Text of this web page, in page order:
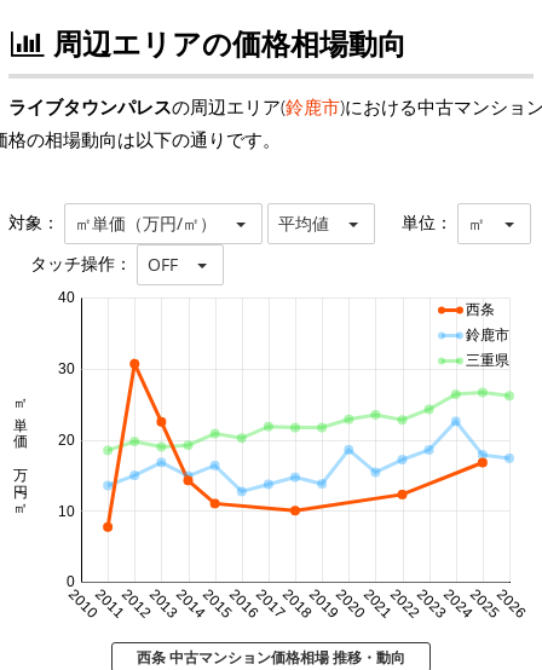
周辺エリアの価格相場動向
ライブタウンパレスの周辺エリア(鈴鹿市)における中古マンショ
格の相場動向は以下の通りです。
対象： ㎡単価（万円/㎡） 平均値 単位： ㎡
タッチ操作： OFF
20102011201220132014201520162017201820192020202120222023202420252026
0
10
20
30
40
㎡単価 万円/㎡
西条
鈴鹿市
三重県
西条 中古マンション価格相場 推移・動向